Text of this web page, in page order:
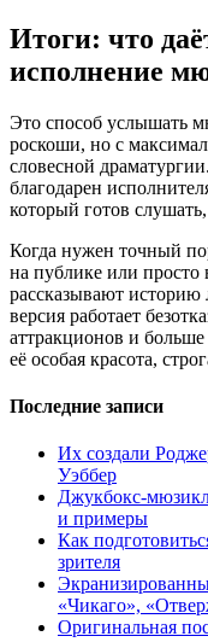
Итоги: что
исполнение
Это способ услышать
роскоши, но с
словесной
благодарен
который готов
Когда нужен точный
на публике или просто
рассказывают
версия работает
аттракционов и
её особая красота,
Последние записи
Их создали
Уэббер
и примеры
Как
зрителя
«Чикаго»,
Оригинальная